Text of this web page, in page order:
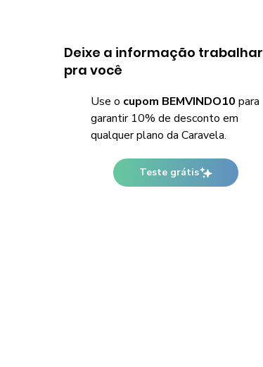
Deixe a informação trabalhar
pra você
Use o cupom BEMVINDO10 para
garantir 10% de desconto em
qualquer plano da Caravela.
Teste grátis